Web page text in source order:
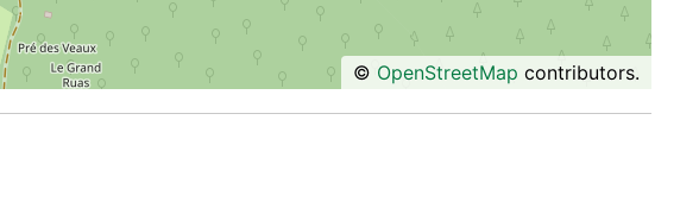
© OpenStreetMap contributors.